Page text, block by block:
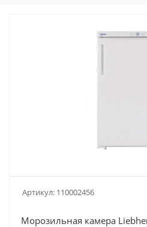
Артикул: 110002456
Морозильная камера